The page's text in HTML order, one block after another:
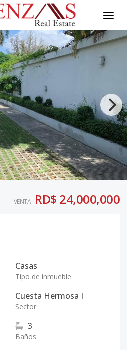
VENTA RD$ 24,000,000
Casas
Tipo de inmueble
Cuesta Hermosa I
Sector
3
Baños